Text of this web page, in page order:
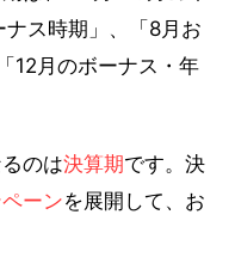
ス時期」、「8月お
12月のボーナス・年
のは決算期です。決
ーンを展開して、お